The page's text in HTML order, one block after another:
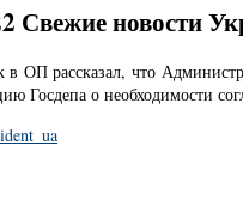
Свежие новости
ОП рассказал, что
Госдепа о необходимости